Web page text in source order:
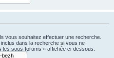
vous souhaitez effectuer une recherche.
dans la recherche si vous ne
les sous-forums » affichée ci-dessous.